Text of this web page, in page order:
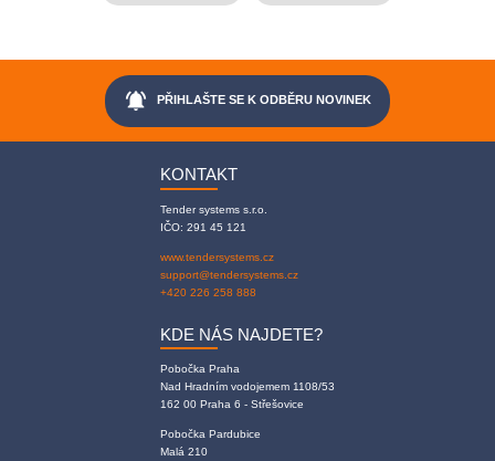
notifications_active PŘIHLAŠTE SE K ODBĚRU NOVINEK
KONTAKT
Tender systems s.r.o.
IČO: 291 45 121
www.tendersystems.cz
support@tendersystems.cz
+420 226 258 888
KDE NÁS NAJDETE?
Pobočka Praha
Nad Hradním vodojemem 1108/53
162 00 Praha 6 - Střešovice
Pobočka Pardubice
Malá 210